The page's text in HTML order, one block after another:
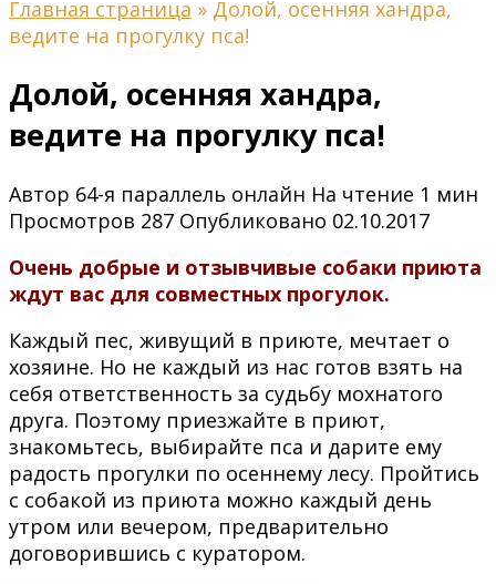
Главная страница » Долой, осенняя хандра,
ведите на прогулку пса!
Долой, осенняя хандра,
ведите на прогулку пса!
Автор 64-я параллель онлайн На чтение 1 мин
Просмотров 287 Опубликовано 02.10.2017
Очень добрые и отзывчивые собаки приюта
ждут вас для совместных прогулок.
Каждый пес, живущий в приюте, мечтает о
хозяине. Но не каждый из нас готов взять на
себя ответственность за судьбу мохнатого
друга. Поэтому приезжайте в приют,
знакомьтесь, выбирайте пса и дарите ему
радость прогулки по осеннему лесу. Пройтись
с собакой из приюта можно каждый день
утром или вечером, предварительно
договорившись с куратором.